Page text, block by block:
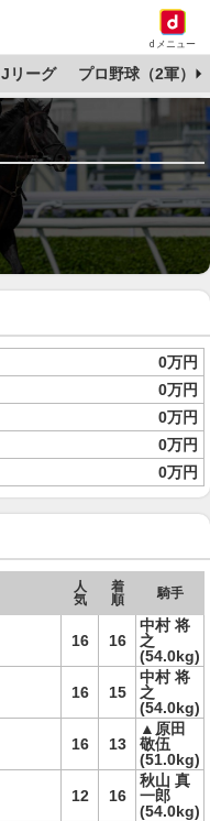
dメニュー
Jリーグ プロ野球（2軍）
0万円
0万円
0万円
0万円
0万円
人
気
着
順
騎手
16 16
中村 将
之
(54.0kg)
16 15
中村 将
之
(54.0kg)
16 13
▲原田
敬伍
(51.0kg)
12 16
秋山 真
一郎
(54.0kg)